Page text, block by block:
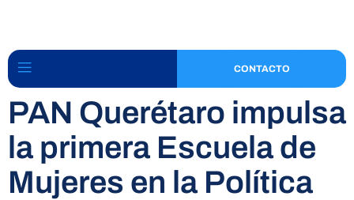
CONTACTO
PAN Querétaro impulsa
la primera Escuela de
Mujeres en la Política